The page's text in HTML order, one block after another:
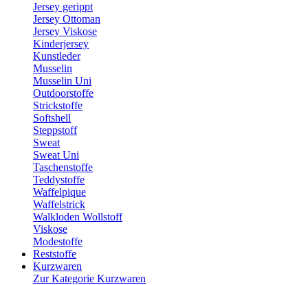
Jersey gerippt
Jersey Ottoman
Jersey Viskose
Kinderjersey
Kunstleder
Musselin
Musselin Uni
Outdoorstoffe
Strickstoffe
Softshell
Steppstoff
Sweat
Sweat Uni
Taschenstoffe
Teddystoffe
Waffelpique
Waffelstrick
Walkloden Wollstoff
Viskose
Modestoffe
Reststoffe
Kurzwaren
Zur Kategorie Kurzwaren